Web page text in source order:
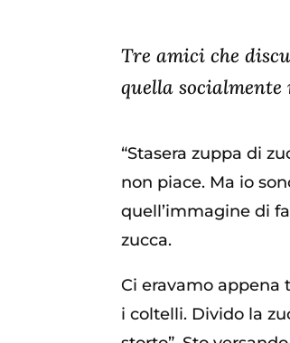
Tre amici che
quella
“Stasera zuppa di
non piace. Ma io
quell’immagine di
zucca.
Ci eravamo appena
i coltelli. Divido la